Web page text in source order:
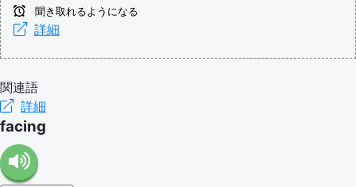
聞き取れるようになる
詳細
関連語
詳細
facing